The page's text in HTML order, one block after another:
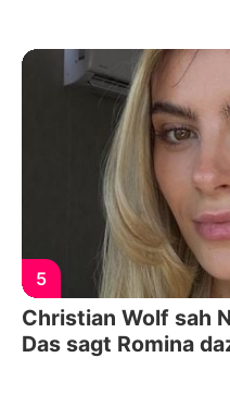
5
Christian Wolf sah
Das sagt Romina